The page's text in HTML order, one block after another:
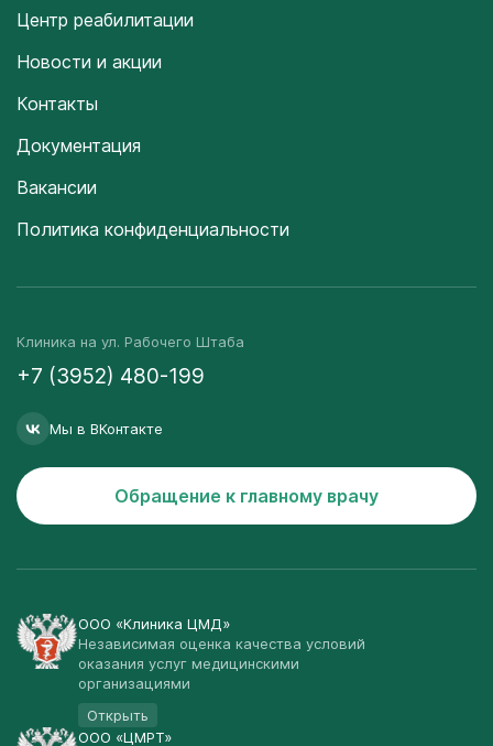
Центр реабилитации
Новости и акции
Контакты
Документация
Вакансии
Политика конфиденциальности
Клиника на ул. Рабочего Штаба
+7 (3952) 480-199
Мы в ВКонтакте
Обращение к главному врачу
ООО «Клиника ЦМД»
Независимая оценка качества условий
оказания услуг медицинскими
организациями
Открыть
ООО «ЦМРТ»